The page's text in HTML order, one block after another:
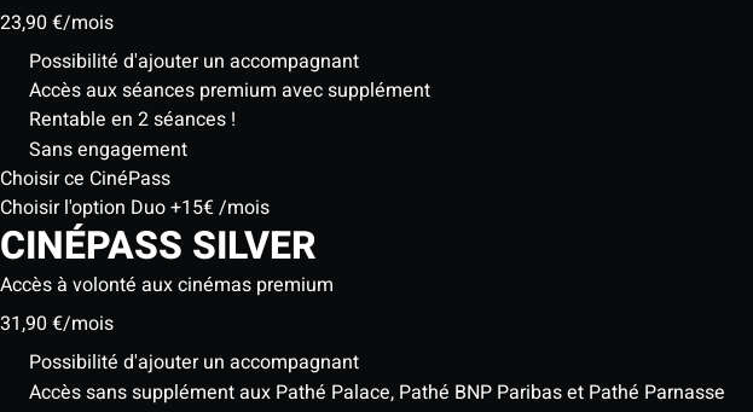
23,90 €/mois
Possibilité d'ajouter un accompagnant
Accès aux séances premium avec supplément
Rentable en 2 séances !
Sans engagement
Choisir ce CinéPass
Choisir l'option Duo +15€ /mois
CINÉPASS SILVER
Accès à volonté aux cinémas premium
31,90 €/mois
Possibilité d'ajouter un accompagnant
Accès sans supplément aux Pathé Palace, Pathé BNP Paribas et Pathé Parnasse